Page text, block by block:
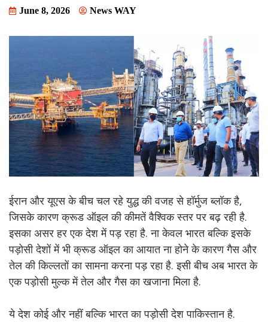
June 8, 2026 News WAY
ईरान और यूएस के बीच चल रहे युद्ध की वजह से हॉर्मुज ब्लॉक है,
जिसके कारण क्रूड ऑइल की कीमतें वैश्विक स्तर पर बढ़ रही है.
इसका असर हर एक देश में पड़ रहा है. ना केवल भारत बल्कि इसके
पड़ोसी देशों में भी क्रूड ऑइल का आयात ना होने के कारण गैस और
तेल की किल्लतों का सामना करना पड़ रहा है. इसी बीच अब भारत के
एक पड़ोसी मुल्क में तेल और गैस का खजाना मिला है.
ये देश कोई और नहीं बल्कि भारत का पड़ोसी देश पाकिस्तान है.